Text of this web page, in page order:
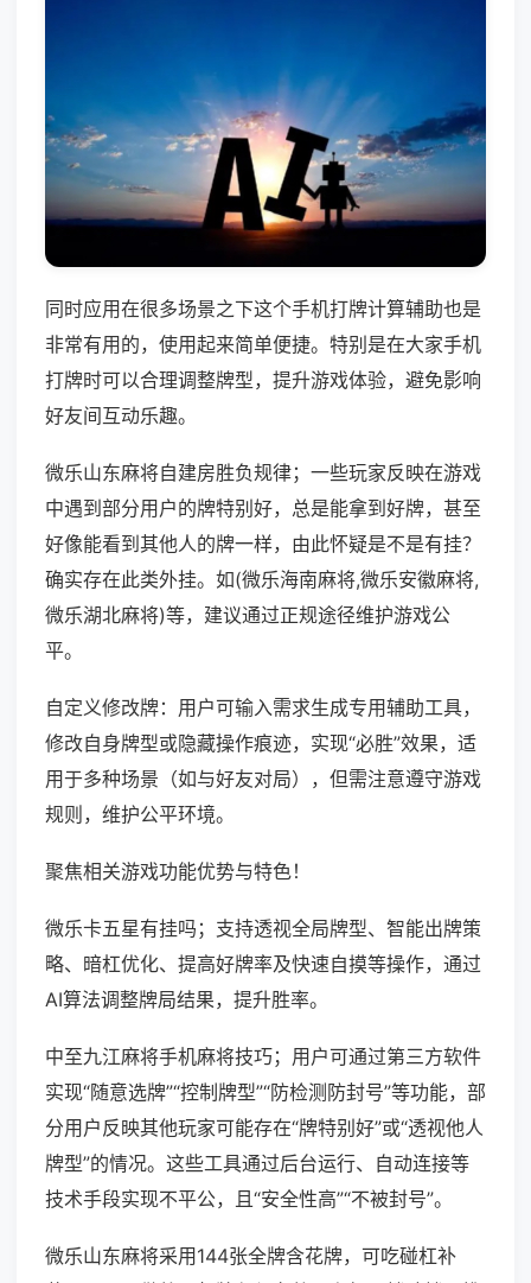
同时应用在很多场景之下这个手机打牌计算辅助也是
非常有用的，使用起来简单便捷。特别是在大家手机
打牌时可以合理调整牌型，提升游戏体验，避免影响
好友间互动乐趣。
微乐山东麻将自建房胜负规律；一些玩家反映在游戏
中遇到部分用户的牌特别好，总是能拿到好牌，甚至
好像能看到其他人的牌一样，由此怀疑是不是有挂？
确实存在此类外挂。如(微乐海南麻将,微乐安徽麻将,
微乐湖北麻将)等，建议通过正规途径维护游戏公
平。
自定义修改牌：用户可输入需求生成专用辅助工具，
修改自身牌型或隐藏操作痕迹，实现“必胜”效果，适
用于多种场景（如与好友对局），但需注意遵守游戏
规则，维护公平环境。
聚焦相关游戏功能优势与特色！
微乐卡五星有挂吗；支持透视全局牌型、智能出牌策
略、暗杠优化、提高好牌率及快速自摸等操作，通过
AI算法调整牌局结果，提升胜率。
中至九江麻将手机麻将技巧；用户可通过第三方软件
实现“随意选牌”“控制牌型”“防检测防封号”等功能，部
分用户反映其他玩家可能存在“牌特别好”或“透视他人
牌型”的情况。这些工具通过后台运行、自动连接等
技术手段实现不平公，且“安全性高”“不被封号”。
微乐山东麻将采用144张全牌含花牌，可吃碰杠补